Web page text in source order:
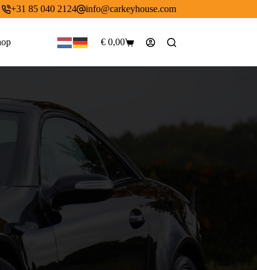
+31 85 040 2124 info@carkeyhouse.com
Winkelwagen
€0,00